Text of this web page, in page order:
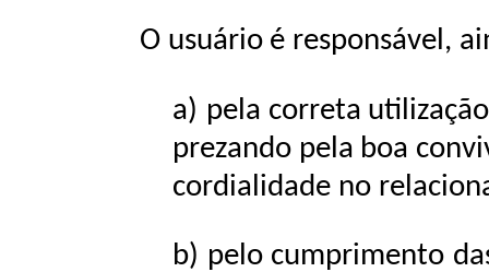
O usuário é responsável,
a) pela correta utilização
prezando pela boa
cordialidade no
b) pelo cumprimento